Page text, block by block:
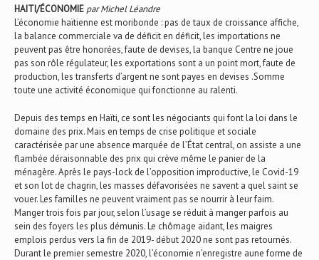
HAITI/ÉCONOMIE par Michel Léandre
L’économie haïtienne est moribonde : pas de taux de croissance affiche,
la balance commerciale va de déficit en déficit, les importations ne
peuvent pas être honorées, faute de devises, la banque Centre ne joue
pas son rôle régulateur, les exportations sont a un point mort, faute de
production, les transferts d’argent ne sont payes en devises .Somme
toute une activité économique qui fonctionne au ralenti.
Depuis des temps en Haïti, ce sont les négociants qui font la loi dans le
domaine des prix. Mais en temps de crise politique et sociale
caractérisée par une absence marquée de l’État central, on assiste a une
flambée déraisonnable des prix qui crève même le panier de la
ménagère. Après le pays-lock de l’opposition improductive, le Covid-19
et son lot de chagrin, les masses défavorisées ne savent a quel saint se
vouer. Les familles ne peuvent vraiment pas se nourrir à leur faim.
Manger trois fois par jour, selon l’usage se réduit à manger parfois au
sein des foyers les plus démunis. Le chômage aidant, les maigres
emplois perdus vers la fin de 2019- début 2020 ne sont pas retournés.
Durant le premier semestre 2020, l’économie n’enregistre aune forme de